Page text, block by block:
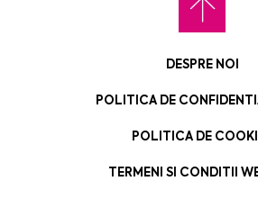
DESPRE NOI
POLITICA DE
POLITICA DE
TERMENI SI CONDITII